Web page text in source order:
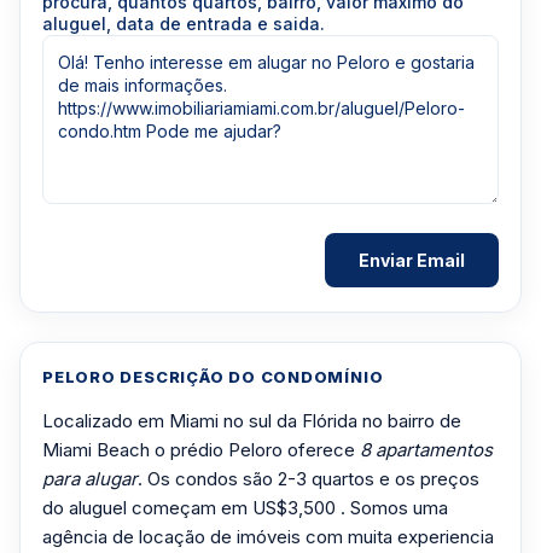
PELORO DESCRIÇÃO DO CONDOMÍNIO
Localizado em Miami no sul da Flórida no bairro de
Miami Beach o prédio Peloro oferece 8 apartamentos
para alugar. Os condos são 2-3 quartos e os preços
do aluguel começam em US$3,500 . Somos uma
agência de locação de imóveis com muita experiencia
aluguel, data de entrada e saida.